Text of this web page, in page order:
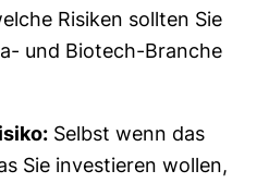
Risiken sollten Sie
und Biotech-Branche
Selbst wenn das
Sie investieren wollen,